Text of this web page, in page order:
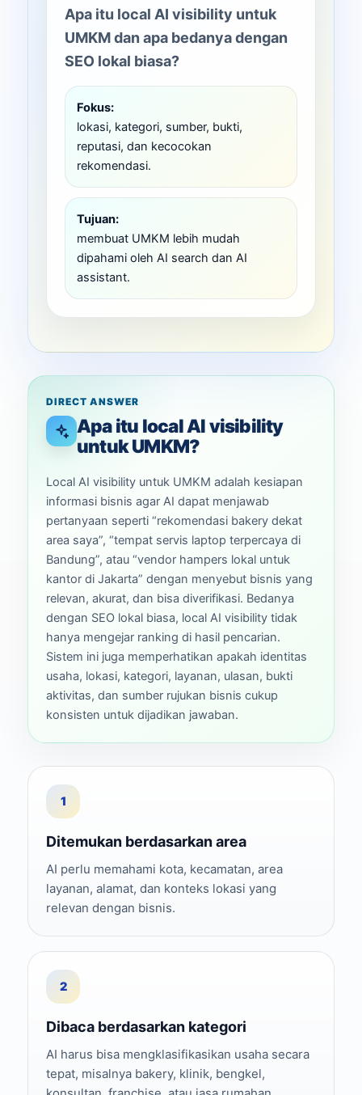
Apa itu local AI visibility untuk
UMKM dan apa bedanya dengan
SEO lokal biasa?
Fokus:
lokasi, kategori, sumber, bukti,
reputasi, dan kecocokan
rekomendasi.
Tujuan:
membuat UMKM lebih mudah
dipahami oleh AI search dan AI
assistant.
DIRECT ANSWER
Apa itu local AI visibility
untuk UMKM?
Local AI visibility untuk UMKM adalah kesiapan
informasi bisnis agar AI dapat menjawab
pertanyaan seperti “rekomendasi bakery dekat
area saya”, “tempat servis laptop terpercaya di
Bandung”, atau “vendor hampers lokal untuk
kantor di Jakarta” dengan menyebut bisnis yang
relevan, akurat, dan bisa diverifikasi. Bedanya
dengan SEO lokal biasa, local AI visibility tidak
hanya mengejar ranking di hasil pencarian.
Sistem ini juga memperhatikan apakah identitas
usaha, lokasi, kategori, layanan, ulasan, bukti
aktivitas, dan sumber rujukan bisnis cukup
konsisten untuk dijadikan jawaban.
1
Ditemukan berdasarkan area
AI perlu memahami kota, kecamatan, area
layanan, alamat, dan konteks lokasi yang
relevan dengan bisnis.
2
Dibaca berdasarkan kategori
AI harus bisa mengklasifikasikan usaha secara
tepat, misalnya bakery, klinik, bengkel,